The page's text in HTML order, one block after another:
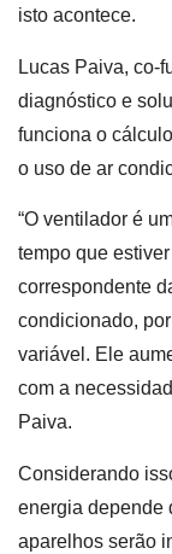
isto acontece.
Lucas Paiva, co-
diagnóstico e
funciona o
o uso de ar
“O ventilador é
tempo que
correspondente
condicionado,
variável. Ele
com a
Paiva.
Considerando
energia depende
aparelhos serão